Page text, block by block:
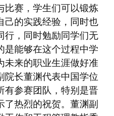
比赛，学生们可以锻炼
己的实践经验，同时也
行，同时勉励同学们无
是能够在这个过程中学
未来的职业生涯做好准
院长董渊代表中国学位
有参赛团队，特别是晋
了热烈的祝贺。董渊副